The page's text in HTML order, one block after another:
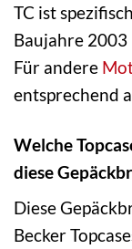
TC ist
Baujahre
Für andere
entsprechend
Welche
diese
Diese
Becker